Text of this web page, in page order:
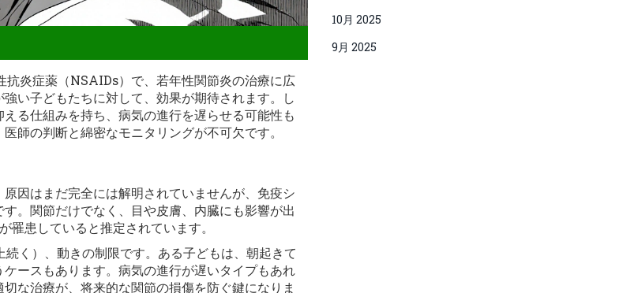
炎症薬（NSAIDs）で、若年性関節炎の治療に広
い子どもたちに対して、効果が期待されます。し
る仕組みを持ち、病気の進行を遅らせる可能性も
師の判断と綿密なモニタリングが不可欠です。
因はまだ完全には解明されていませんが、免疫シ
。関節だけでなく、目や皮膚、内臓にも影響が出
罹患していると推定されています。
く）、動きの制限です。ある子どもは、朝起きて
ースもあります。病気の進行が遅いタイプもあれ
な治療が、将来的な関節の損傷を防ぐ鍵になりま
10月 2025
9月 2025